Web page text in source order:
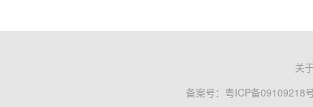
关
备案号： 粤ICP备09109218